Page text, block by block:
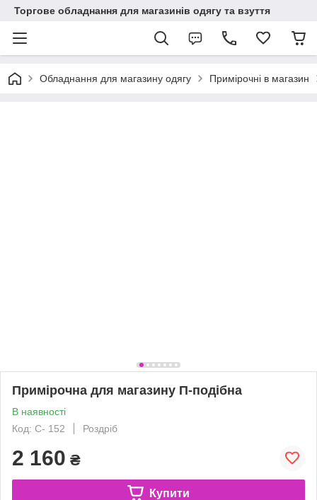
Торгове обладнання для магазинів одягу та взуття
Обладнання для магазину одягу Примірочні в магазин
Примірочна для магазину П-подібна
В наявності
Код: С- 152
Роздріб
2 160 ₴
Купити